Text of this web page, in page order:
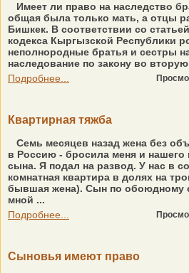
Имеет ли право на наследство
общая была только мать, а отцы
Бишкек. В соответствии со
кодекса Кыргызской Республики
неполнородные братья и сестры
наследование по закону во
Подробнее...
Квартирная тяжба
Семь месяцев назад жена без
в Россию - бросила меня и нашего
сына. Я подал на развод. У нас в
комнатная квартира в долях на
бывшая жена). Сын по обоюдному
мной ...
Подробнее...
Сыновья имеют право